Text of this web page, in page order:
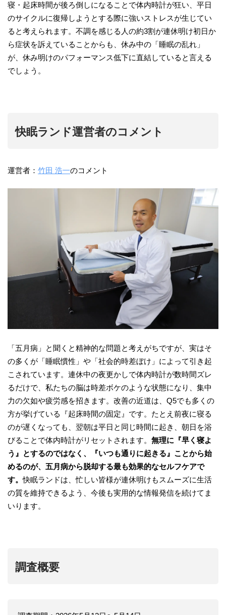
寝・起床時間が後ろ倒しになることで体内時計が狂い、平日
のサイクルに復帰しようとする際に強いストレスが生じてい
ると考えられます。不調を感じる人の約3割が連休明け初日か
ら症状を訴えていることからも、休み中の「睡眠の乱れ」
が、休み明けのパフォーマンス低下に直結していると言える
でしょう。
快眠ランド運営者のコメント
運営者： 竹田 浩一のコメント
「五月病」と聞くと精神的な問題と考えがちですが、実はそ
の多くが「睡眠慣性」や「社会的時差ぼけ」によって引き起
こされています。連休中の夜更かしで体内時計が数時間ズレ
るだけで、私たちの脳は時差ボケのような状態になり、集中
力の欠如や疲労感を招きます。改善の近道は、Q5でも多くの
方が挙げている『起床時間の固定』です。たとえ前夜に寝る
のが遅くなっても、翌朝は平日と同じ時間に起き、朝日を浴
びることで体内時計がリセットされます。 無理に『早く寝よ
う』とするのではなく、『いつも通りに起きる』ことから始
めるのが、五月病から脱却する最も効果的なセルフケアで
す。快眠ランドは、忙しい皆様が連休明けもスムーズに生活
の質を維持できるよう、今後も実用的な情報発信を続けてま
いります。
調査概要